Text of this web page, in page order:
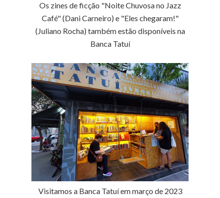
Os zines de ficção "Noite Chuvosa no Jazz
Café" (Dani Carneiro) e "Eles chegaram!"
(Juliano Rocha) também estão disponíveis na
Banca Tatuí
Visitamos a Banca Tatuí em março de 2023